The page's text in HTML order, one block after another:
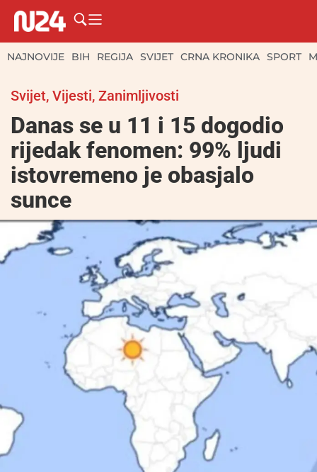
NAJNOVIJE BIH REGIJA SVIJET CRNA KRONIKA SPORT
Svijet, Vijesti, Zanimljivosti
Danas se u 11 i 15 dogodio
rijedak fenomen: 99% ljudi
istovremeno je obasjalo
sunce